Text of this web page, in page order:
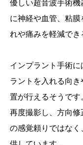
優しい超音波手術
に神経や血管、粘
れや痛みを軽減でき
インプラント手術
ラントを入れる向
置が行えるそうで
再度撮影し、方向
の感覚頼りではな